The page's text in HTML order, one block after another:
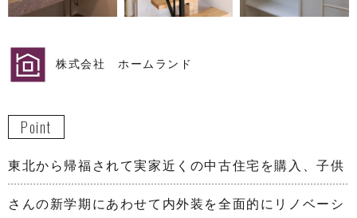
株式会社 ホームランド
Point
東北から帰福されて実家近くの中古住宅を購入、子供
さんの新学期にあわせて内外装を全面的にリノベーシ